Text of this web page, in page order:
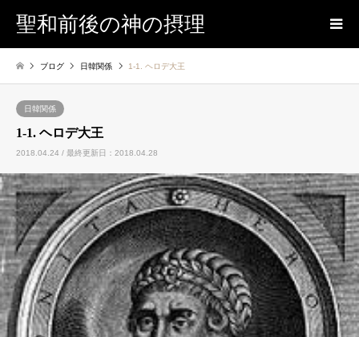
聖和前後の神の摂理
ブログ 日韓関係 1-1. ヘロデ大王
日韓関係
1-1. ヘロデ大王
2018.04.24 / 最終更新日：2018.04.28